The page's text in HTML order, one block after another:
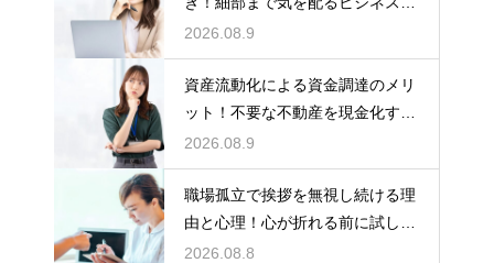
ナーの基本
2026.08.9
資産流動化による資金調達のメリ
ット！不要な不動産を現金化する
仕組み
2026.08.9
職場孤立で挨拶を無視し続ける理
由と心理！心が折れる前に試した
い関係改善策
2026.08.8